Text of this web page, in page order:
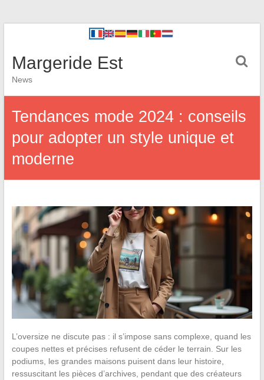
Margeride Est
News
Tendances mode 2024 : conseils
pour adopter un style unique et
moderne
L’oversize ne discute pas : il s’impose sans complexe, quand les
coupes nettes et précises refusent de céder le terrain. Sur les
podiums, les grandes maisons puisent dans leur histoire,
ressuscitant les pièces d’archives, pendant que des créateurs